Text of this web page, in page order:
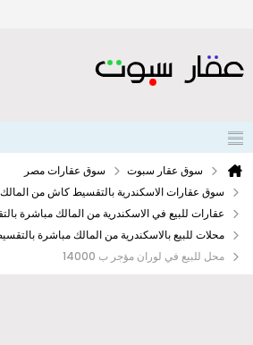
سوق عقار سبوت
سوق عقارات مصر
سوق عقارات الاسكندرية بالتقسيط كاش من
عقارات للبيع في الاسكندرية من المالك مباشرة
محلات للبيع بالاسكندرية من المالك مباشرة
محل للبيع في لوران مؤجر ب 14000